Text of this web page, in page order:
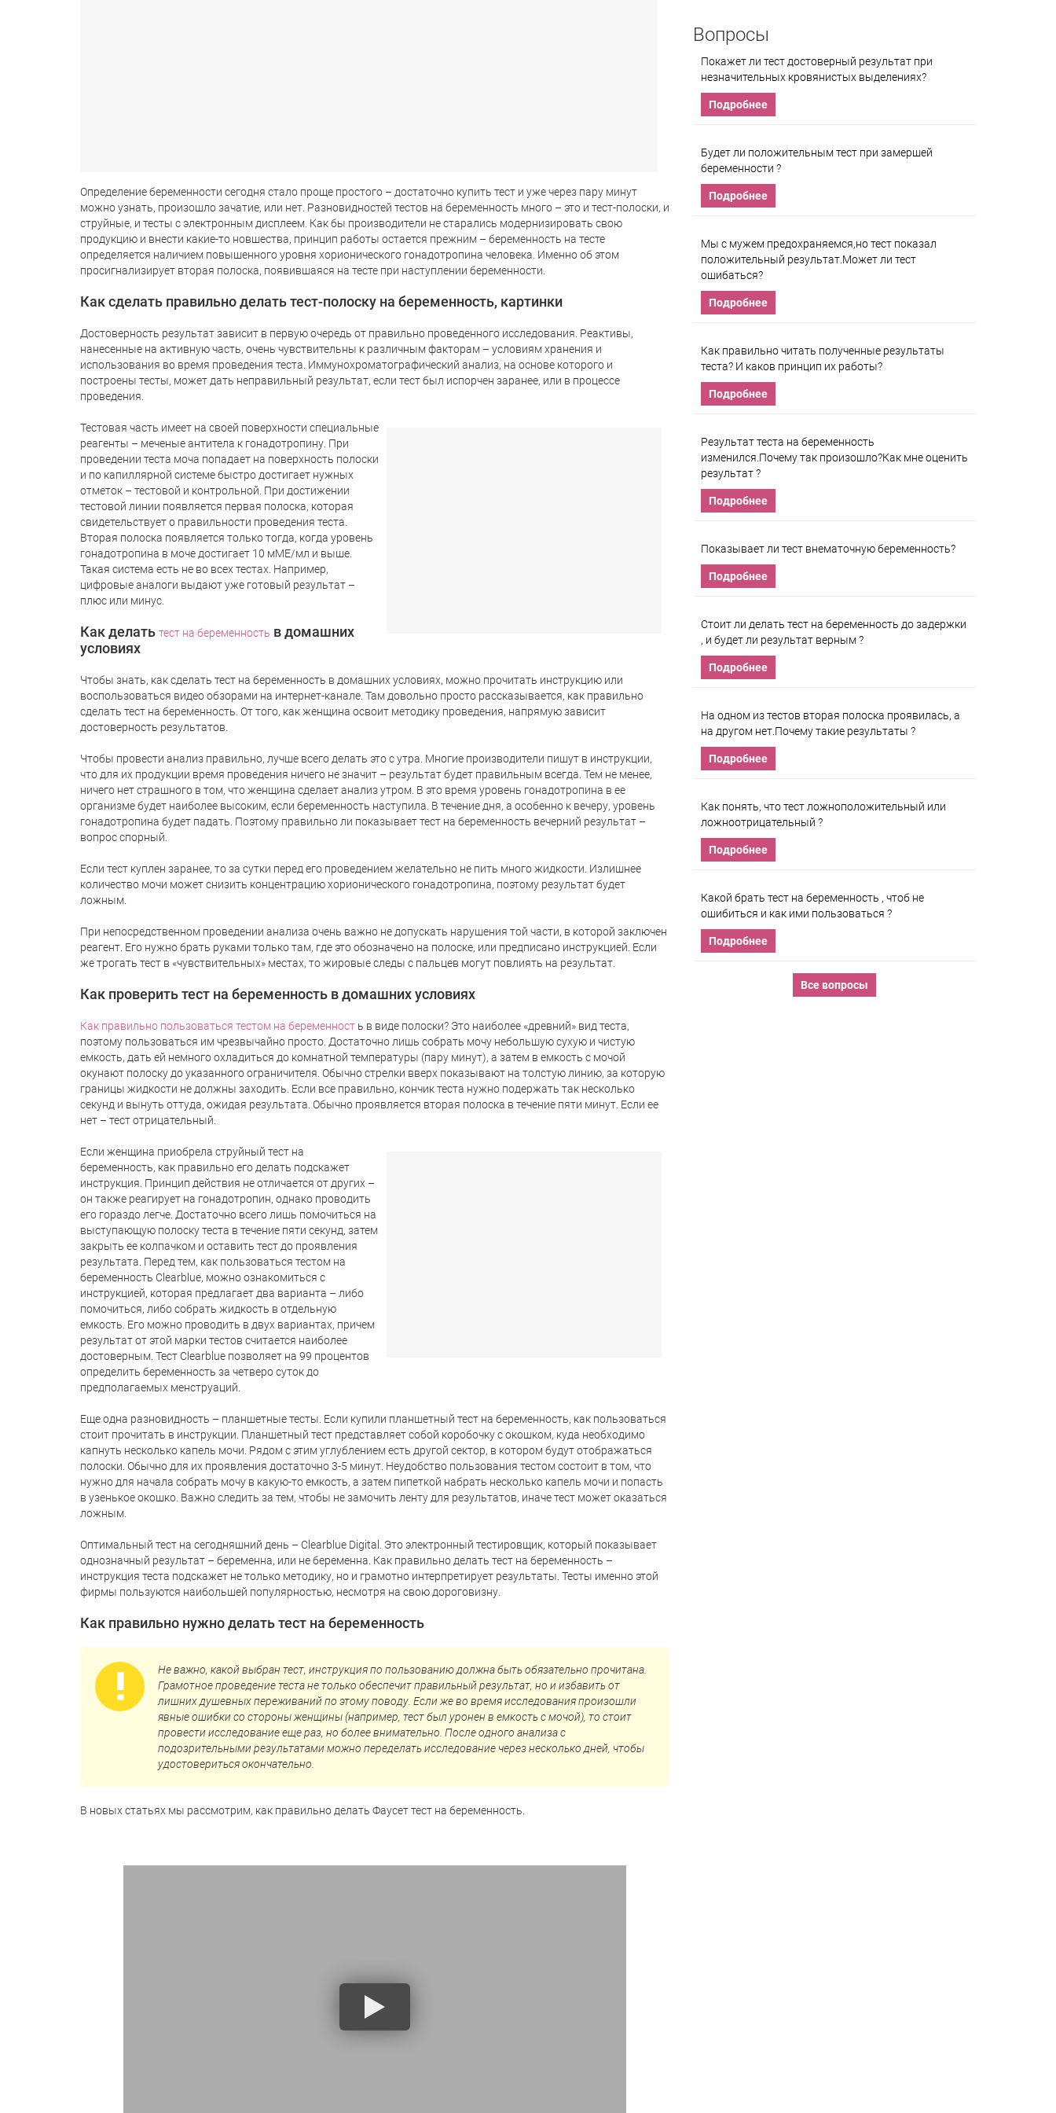
Определение беременности сегодня стало проще простого – достаточно купить тест и уже через пару минут
можно узнать, произошло зачатие, или нет. Разновидностей тестов на беременность много – это и тест-полоски, и
струйные, и тесты с электронным дисплеем. Как бы производители не старались модернизировать свою
продукцию и внести какие-то новшества, принцип работы остается прежним – беременность на тесте
определяется наличием повышенного уровня хорионического гонадотропина человека. Именно об этом
просигнализирует вторая полоска, появившаяся на тесте при наступлении беременности.
Как сделать правильно делать тест-полоску на беременность, картинки
Достоверность результат зависит в первую очередь от правильно проведенного исследования. Реактивы,
нанесенные на активную часть, очень чувствительны к различным факторам – условиям хранения и
использования во время проведения теста. Иммунохроматографический анализ, на основе которого и
построены тесты, может дать неправильный результат, если тест был испорчен заранее, или в процессе
проведения.
Тестовая часть имеет на своей поверхности специальные
реагенты – меченые антитела к гонадотропину. При
проведении теста моча попадает на поверхность полоски
и по капиллярной системе быстро достигает нужных
отметок – тестовой и контрольной. При достижении
тестовой линии появляется первая полоска, которая
свидетельствует о правильности проведения теста.
Вторая полоска появляется только тогда, когда уровень
гонадотропина в моче достигает 10 мМЕ/мл и выше.
Такая система есть не во всех тестах. Например,
цифровые аналоги выдают уже готовый результат –
плюс или минус.
Как делать тест на беременность в домашних
условиях
Чтобы знать, как сделать тест на беременность в домашних условиях, можно прочитать инструкцию или
воспользоваться видео обзорами на интернет-канале. Там довольно просто рассказывается, как правильно
сделать тест на беременность. От того, как женщина освоит методику проведения, напрямую зависит
достоверность результатов.
Чтобы провести анализ правильно, лучше всего делать это с утра. Многие производители пишут в инструкции,
что для их продукции время проведения ничего не значит – результат будет правильным всегда. Тем не менее,
ничего нет страшного в том, что женщина сделает анализ утром. В это время уровень гонадотропина в ее
организме будет наиболее высоким, если беременность наступила. В течение дня, а особенно к вечеру, уровень
гонадотропина будет падать. Поэтому правильно ли показывает тест на беременность вечерний результат –
вопрос спорный.
Если тест куплен заранее, то за сутки перед его проведением желательно не пить много жидкости. Излишнее
количество мочи может снизить концентрацию хорионического гонадотропина, поэтому результат будет
ложным.
При непосредственном проведении анализа очень важно не допускать нарушения той части, в которой заключен
реагент. Его нужно брать руками только там, где это обозначено на полоске, или предписано инструкцией. Если
же трогать тест в «чувствительных» местах, то жировые следы с пальцев могут повлиять на результат.
Как проверить тест на беременность в домашних условиях
Как правильно пользоваться тестом на беременност ь в виде полоски? Это наиболее «древний» вид теста,
поэтому пользоваться им чрезвычайно просто. Достаточно лишь собрать мочу небольшую сухую и чистую
емкость, дать ей немного охладиться до комнатной температуры (пару минут), а затем в емкость с мочой
окунают полоску до указанного ограничителя. Обычно стрелки вверх показывают на толстую линию, за которую
границы жидкости не должны заходить. Если все правильно, кончик теста нужно подержать так несколько
секунд и вынуть оттуда, ожидая результата. Обычно проявляется вторая полоска в течение пяти минут. Если ее
нет – тест отрицательный.
Если женщина приобрела струйный тест на
беременность, как правильно его делать подскажет
инструкция. Принцип действия не отличается от других –
он также реагирует на гонадотропин, однако проводить
его гораздо легче. Достаточно всего лишь помочиться на
выступающую полоску теста в течение пяти секунд, затем
закрыть ее колпачком и оставить тест до проявления
результата. Перед тем, как пользоваться тестом на
беременность Clearblue, можно ознакомиться с
инструкцией, которая предлагает два варианта – либо
помочиться, либо собрать жидкость в отдельную
емкость. Его можно проводить в двух вариантах, причем
результат от этой марки тестов считается наиболее
достоверным. Тест Clearblue позволяет на 99 процентов
определить беременность за четверо суток до
предполагаемых менструаций.
Еще одна разновидность – планшетные тесты. Если купили планшетный тест на беременность, как пользоваться
стоит прочитать в инструкции. Планшетный тест представляет собой коробочку с окошком, куда необходимо
капнуть несколько капель мочи. Рядом с этим углублением есть другой сектор, в котором будут отображаться
полоски. Обычно для их проявления достаточно 3-5 минут. Неудобство пользования тестом состоит в том, что
нужно для начала собрать мочу в какую-то емкость, а затем пипеткой набрать несколько капель мочи и попасть
в узенькое окошко. Важно следить за тем, чтобы не замочить ленту для результатов, иначе тест может оказаться
ложным.
Оптимальный тест на сегодняшний день – Clearblue Digital. Это электронный тестировщик, который показывает
однозначный результат – беременна, или не беременна. Как правильно делать тест на беременность –
инструкция теста подскажет не только методику, но и грамотно интерпретирует результаты. Тесты именно этой
фирмы пользуются наибольшей популярностью, несмотря на свою дороговизну.
Как правильно нужно делать тест на беременность
Не важно, какой выбран тест, инструкция по пользованию должна быть обязательно прочитана.
Грамотное проведение теста не только обеспечит правильный результат, но и избавить от
лишних душевных переживаний по этому поводу. Если же во время исследования произошли
явные ошибки со стороны женщины (например, тест был уронен в емкость с мочой), то стоит
провести исследование еще раз, но более внимательно. После одного анализа с
подозрительными результатами можно переделать исследование через несколько дней, чтобы
удостовериться окончательно.
В новых статьях мы рассмотрим, как правильно делать Фаусет тест на беременность.
Вопросы
Покажет ли тест достоверный результат при
незначительных кровянистых выделениях?
Подробнее
Будет ли положительным тест при замершей
беременности ?
Подробнее
Мы с мужем предохраняемся,но тест показал
положительный результат.Может ли тест
ошибаться?
Подробнее
Как правильно читать полученные результаты
теста? И каков принцип их работы?
Подробнее
Результат теста на беременность
изменился.Почему так произошло?Как мне оценить
результат ?
Подробнее
Показывает ли тест внематочную беременность?
Подробнее
Стоит ли делать тест на беременность до задержки
, и будет ли результат верным ?
Подробнее
На одном из тестов вторая полоска проявилась, а
на другом нет.Почему такие результаты ?
Подробнее
Как понять, что тест ложноположительный или
ложноотрицательный ?
Подробнее
Какой брать тест на беременность , чтоб не
ошибиться и как ими пользоваться ?
Подробнее
Все вопросы